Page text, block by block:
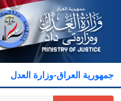
جمهورية العراق-وزارة العدل